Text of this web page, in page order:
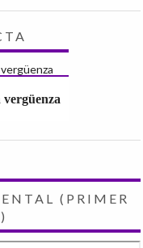
vergüenza
(PRIMER